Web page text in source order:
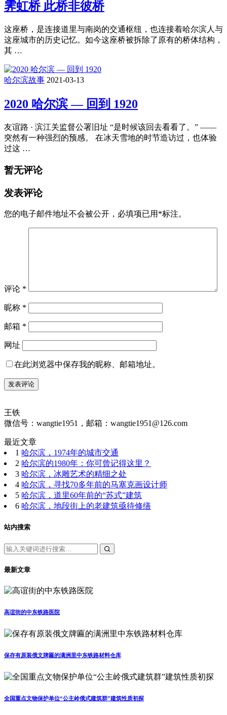
霁虹桥 此桥非彼桥
这座桥，是连接道里与南岗的交通枢纽，也连接着哈尔滨人与
这座城市的历史记忆。如今这座桥被拆除了原有的桥体结构，
其 …
哈尔滨故事 2021-03-13
2020 哈尔滨 — 回到 1920
友谊路 · 滨江关监督公署旧址 “是时候该回去看看了。” ——
突然有一种强烈的预感。 在冰天雪地的时节造访过，也体验
过这 …
暂无评论
发表评论
您的电子邮件地址不会被公开， 必填项已用 *标注。
评论 *
昵称 *
邮箱 *
网址
在此浏览器中保存我的昵称、邮箱地址。
王铁
微信号：wangtie1951，邮箱：wangtie1951@126.com
最近文章
1 哈尔滨，1974年的城市交通
2 哈尔滨的1980年：你可曾记得这里？
3 哈尔滨，冰雕艺术的精细之处
4 哈尔滨，寻找70多年前的马塞克画设计师
5 哈尔滨，道里60年前的“苏式”建筑
6 哈尔滨，地段街上的老建筑亟待修缮
站内搜索
最新文章
高谊街的中东铁路医院
保存有原装俄文牌匾的满洲里中东铁路材料仓库
全国重点文物保护单位“公主岭俄式建筑群”建筑性质初探